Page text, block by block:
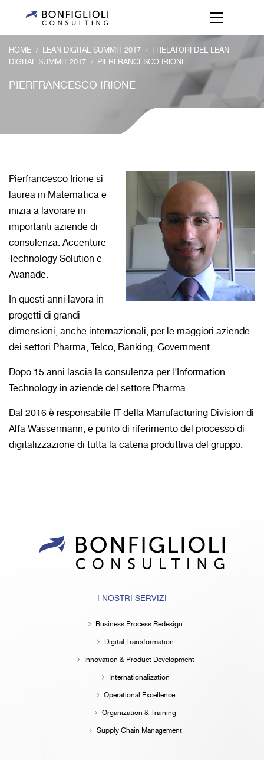
HOME / LEAN DIGITAL SUMMIT 2017 / I RELATORI DEL LEAN
DIGITAL SUMMIT 2017 / PIERFRANCESCO IRIONE
PIERFRANCESCO IRIONE
Pierfrancesco Irione si
laurea in Matematica e
inizia a lavorare in
importanti aziende di
consulenza: Accenture
Technology Solution e
Avanade.
In questi anni lavora in
progetti di grandi
dimensioni, anche internazionali, per le maggiori aziende
dei settori Pharma, Telco, Banking, Government.
Dopo 15 anni lascia la consulenza per l’Information
Technology in aziende del settore Pharma.
Dal 2016 è responsabile IT della Manufacturing Division di
Alfa Wassermann, e punto di riferimento del processo di
digitalizzazione di tutta la catena produttiva del gruppo.
I NOSTRI SERVIZI
Business Process Redesign
Digital Transformation
Innovation & Product Development
Internationalization
Operational Excellence
Organization & Training
Supply Chain Management